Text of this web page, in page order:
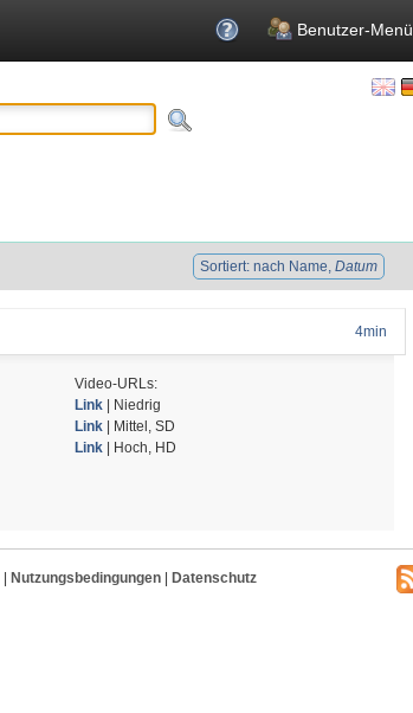
Benutzer-Menü
Sortiert: nach Name, Datum
4min
Video-URLs:
Link | Niedrig
Link | Mittel, SD
Link | Hoch, HD
Nutzungsbedingungen| Datenschutz